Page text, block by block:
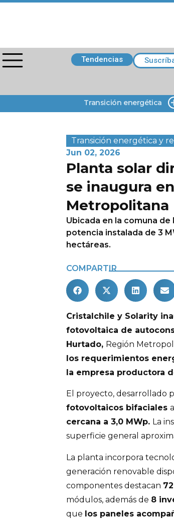
Tendencias
Transición energética
Transición energética y
Jun 02, 2026
Planta solar
se inaugura
Metropolitana
Ubicada en la comuna
potencia instalada de 3
hectáreas.
COMPARTIR
Cristalchile y Solarity
fotovoltaica de
Hurtado, Región
los requerimientos
la empresa productora
El proyecto, desarrollado
fotovoltaicos bifaciales
cercana a 3,0 MWp. La
superficie general
La planta incorpora
generación renovable
componentes destacan
módulos, además de 8
que los paneles